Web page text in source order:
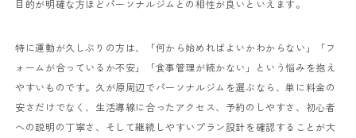
目的が明確な方ほどパーソナルジムとの相性が良いといえます。
特に運動が久しぶりの方は、「何から始めればよいかわからない」「フ
ォームが合っているか不安」「食事管理が続かない」という悩みを抱え
やすいものです。久が原周辺でパーソナルジムを選ぶなら、単に料金の
安さだけでなく、生活導線に合ったアクセス、予約のしやすさ、初心者
への説明の丁寧さ、そして継続しやすいプラン設計を確認することが大